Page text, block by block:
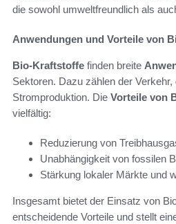
die sowohl umweltfreundlich als
Anwendungen und Vorteile von
Bio-Kraftstoffe finden breite
Sektoren. Dazu zählen der
Stromproduktion. Die Vorteile von
vielfältig:
Reduzierung von
Unabhängigkeit von fossilen
Stärkung lokaler Märkte und
Insgesamt bietet der Einsatz von
entscheidende Vorteile und stellt